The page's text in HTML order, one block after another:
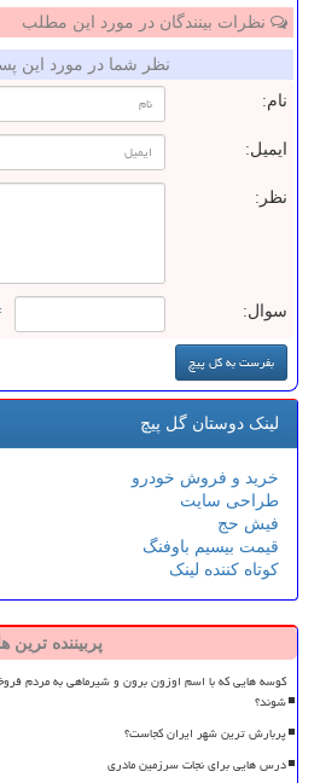
نظرات بینندگان در مورد این مطلب
نظر شما در مورد این
نام:
ایمیل:
نظر:
سوال: =
لینک دوستان گل پیچ
خرید و فروش خودرو
طراحی سایت
فیش حج
قیمت بیسیم باوفنگ
کوتاه کننده لینک
پربیننده ترین
کوسه هایی که با اسم اوزون برون و شیرماهی به مردم
شوند؟
پربارش ترین شهر ایران کجاست؟
درس هایی برای نجات سرزمین مادری